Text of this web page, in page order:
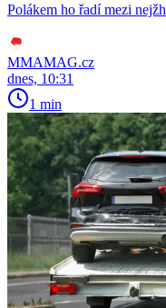
Polákem ho řadí mezi
MMAMAG.cz
dnes, 10:31
1 min